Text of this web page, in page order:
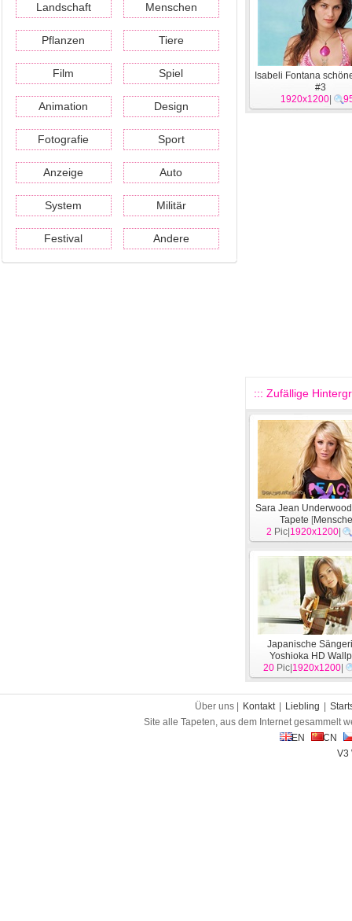
Landschaft Menschen
Pflanzen Tiere
Film Spiel
Animation Design
Fotografie Sport
Anzeige Auto
System Militär
Festival Andere
Isabeli Fontana
#3
1920x1200
::: Zufällige
Sara Jean
Tapete [
2 Pic| 1920x1200
Japanische
Yoshioka HD
[Menschen
20 Pic| 1920x1200
Über uns | Kontakt Liebling
Site alle Tapeten, aus dem Internet gesammelt
EN
CN
V3